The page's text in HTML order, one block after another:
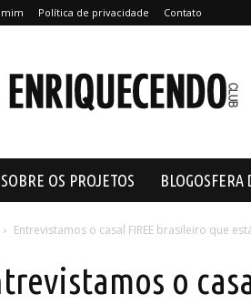
Política de privacidade Contato
SOBRE OS PROJETOS
Entrevistamos o casal FIREE brasileiro que
o